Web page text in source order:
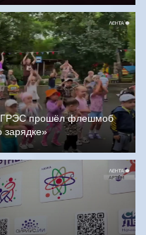
ГРЭС прошёл флешмоб
зарядке»